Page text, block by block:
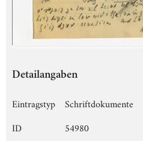
Detailangaben
Eintragstyp
Schriftdokumente
ID
54980